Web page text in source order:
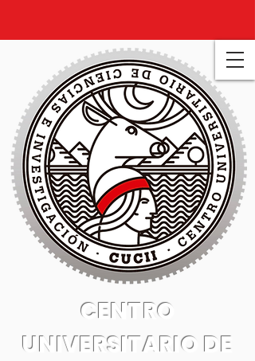
CENTRO
UNIVERSITARIO DE